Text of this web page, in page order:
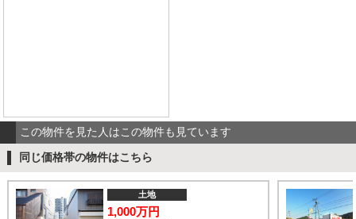
この物件を見た人はこの物件も見ています
同じ価格帯の物件はこちら
土地
1,000万円